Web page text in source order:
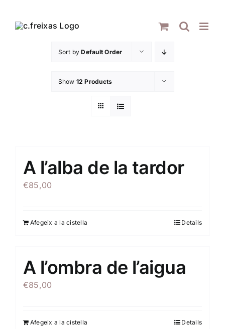
Sort byDefault Order
Show 12 Products
A l’alba de la tardor
€85,00
Afegeix a la cistella Details
A l’ombra de l’aigua
€85,00
Afegeix a la cistella Details